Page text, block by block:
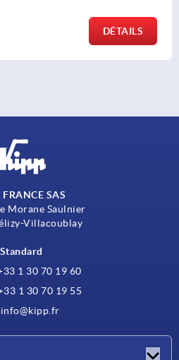
DÉTAILS
FRANCE SAS
Morane Saulnier
Villacoublay
Standard
1 30 70 19 60
1 30 70 19 55
info@kipp.fr